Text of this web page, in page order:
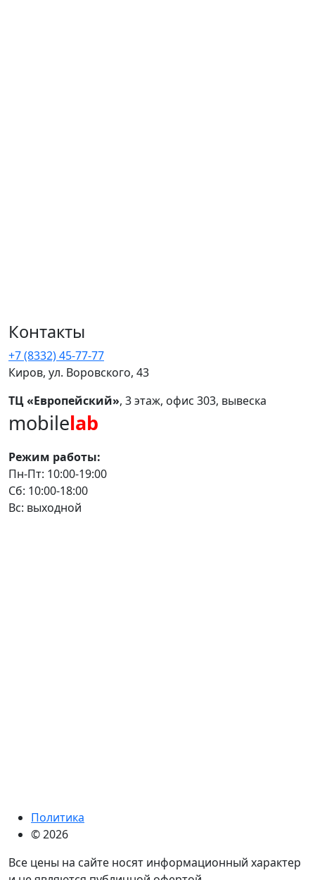
Контакты
+7 (8332) 45-77-77
Киров, ул. Воровского, 43
ТЦ «Европейский», 3 этаж, офис 303, вывеска
mobilelab
Режим работы:
Пн-Пт: 10:00-19:00
Сб: 10:00-18:00
Вс: выходной
Политика
© 2026
Все цены на сайте носят информационный характер